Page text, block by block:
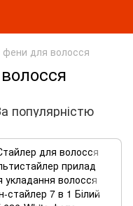
фени для волосся
популярністю